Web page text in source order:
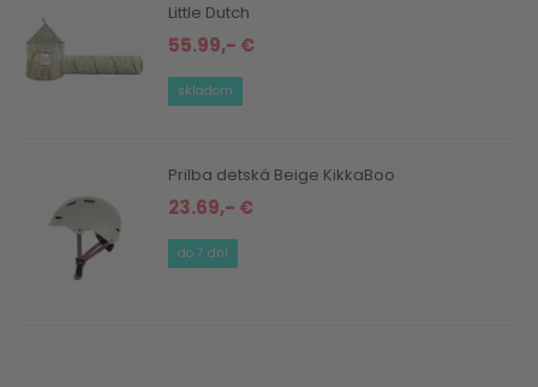
Little Dutch
55.99,- €
skladom
Prilba detská Beige KikkaBoo
23.69,- €
do 7 dní